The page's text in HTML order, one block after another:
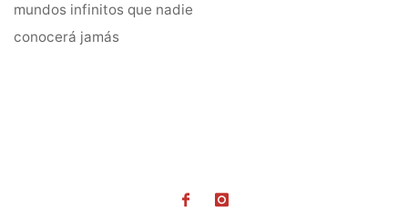
mundos infinitos que nadie
conocerá jamás